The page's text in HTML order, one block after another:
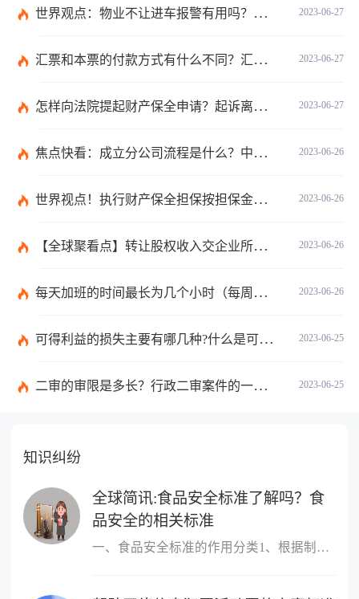
2023-06-27
世界观点：物业不让进车报警有用吗？小区不让业主进车该怎么投诉？
2023-06-27
汇票和本票的付款方式有什么不同？汇票和本票包含的交易数有什么不同？ 环球今热点
2023-06-27
怎样向法院提起财产保全申请？起诉离婚能申请财产保全吗？_全球快播
2023-06-26
焦点快看：成立分公司流程是什么？中华人民共和国公司登记管理条例第四十七条是什么？
2023-06-26
世界视点！执行财产保全担保按担保金额的1%收取吗？
2023-06-26
【全球聚看点】转让股权收入交企业所得税吗？企业所得税征税原则是什么？
2023-06-26
每天加班的时间最长为几个小时（每周加班不能超过多少小时）
2023-06-25
可得利益的损失主要有哪几种?什么是可得利益？|天天速读
2023-06-25
二审的审限是多长？行政二审案件的一般处理规则是什么?
知识纠纷
全球简讯:食品安全标准了解吗？食
品安全的相关标准
一、食品安全标准的作用分类1、根据制定标准的主体进行分类，包括国